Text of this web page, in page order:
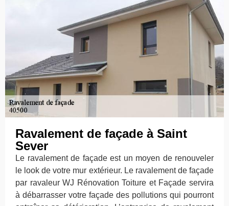
Ravalement de façade à Saint
Sever
Le ravalement de façade est un moyen de renouveler
le look de votre mur extérieur. Le ravalement de façade
par ravaleur WJ Rénovation Toiture et Façade servira
à débarrasser votre façade des pollutions qui pourront